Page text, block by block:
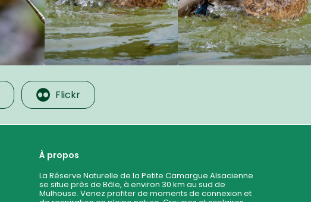
Flickr
À propos
La Réserve Naturelle de la Petite Camargue Alsacienne
se situe près de Bâle, à environ 30 km au sud de
Mulhouse. Venez profiter de moments de connexion et